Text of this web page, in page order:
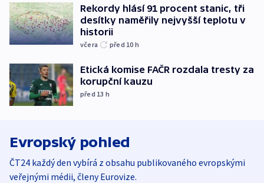
Rekordy hlásí 91 procent stanic, tři
desítky naměřily nejvyšší teplotu v
historii
včera před 10 h
Etická komise FAČR rozdala tresty za
korupční kauzu
před 13 h
Evropský pohled
ČT24 každý den vybírá z obsahu publikovaného evropskými
veřejnými médii, členy Eurovize.